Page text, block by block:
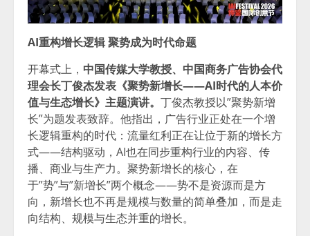
AI重构增长逻辑 聚势成为时代命题
开幕式上， 中国传媒大学教授、中国商务广告协会代
理会长丁俊杰发表《聚势新增长——AI时代的人本价
值与生态增长》主题演讲。 丁俊杰教授以”聚势新增
长”为题发表致辞。他指出，广告行业正处在一个增
长逻辑重构的时代：流量红利正在让位于新的增长方
式——结构驱动，AI也在同步重构行业的内容、传
播、商业与生产力。聚势新增长的核心，在
于”势”与”新增长”两个概念——势不是资源而是方
向，新增长也不再是规模与数量的简单叠加，而是走
向结构、规模与生态并重的增长。